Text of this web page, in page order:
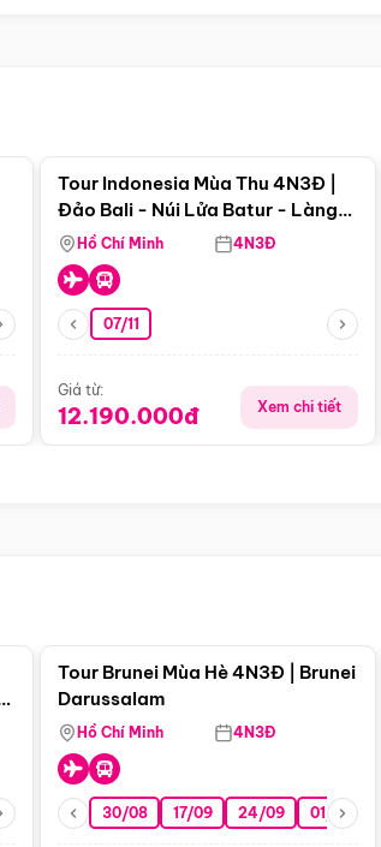
Tour Indonesia Mùa Thu 4N3Đ |
Đảo Bali - Núi Lửa Batur - Làng
Penglipuran
Hồ Chí Minh 4N3Đ
07/11
Giá từ:
12.190.000đ Xem chi tiết
Tour Brunei Mùa Hè 4N3Đ | Brunei
Darussalam
Hồ Chí Minh 4N3Đ
30/08 17/09 24/09 01/10